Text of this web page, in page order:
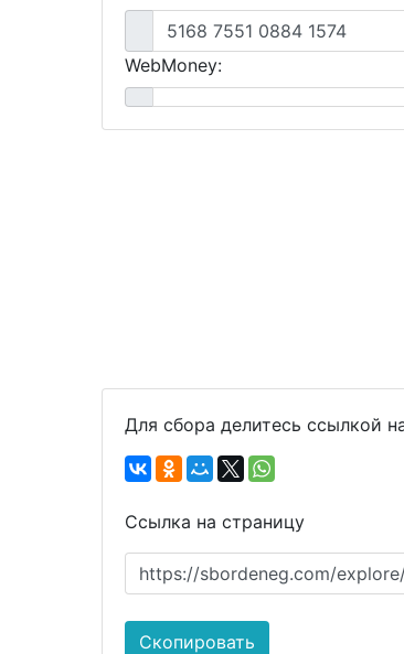
5168 7551 0884 1574
WebMoney:
Для сбора делитесь ссылкой
Ссылка на страницу
https://sbordeneg.com/
Скопировать